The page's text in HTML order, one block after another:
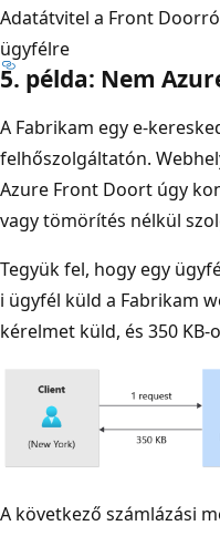
Adatátvitel a Front
ügyfélre
5. példa: Nem
A Fabrikam egy e-
felhőszolgáltatón.
Azure Front Doort úgy
vagy tömörítés nélkül
Tegyük fel, hogy egy
i ügyfél küld a Fabrikam
kérelmet küld, és 350 KB-
A következő számlázási